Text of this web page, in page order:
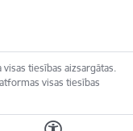
tiesības aizsargātas.
visas tiesības